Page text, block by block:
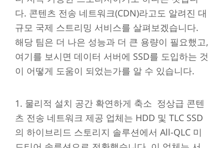
다. 콘텐츠 전송 네트워크(CDN)라고도 알려진 대
규모 국제 스트리밍 서비스를 살펴보겠습니다.
해당 팀은 더 나은 성능과 더 큰 용량이 필요했고,
여기를 보시면 데이터 서버에 SSD를 도입하는 것
이 어떻게 도움이 되었는가를 알 수 있습니다.
1. 물리적 설치 공간 확연하게 축소 정상급 콘텐
츠 전송 네트워크 제공 업체는 HDD 및 TLC SSD
의 하이브리드 스토리지 솔루션에서 All-QLC 미